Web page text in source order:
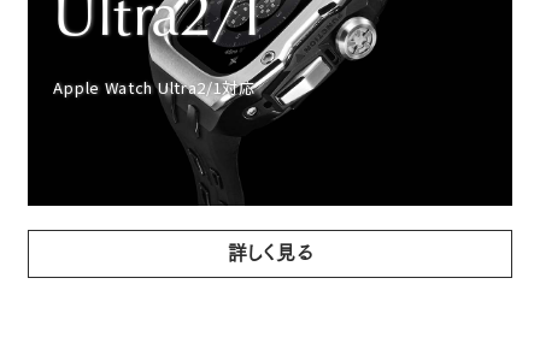
Ultra2/1
Apple Watch Ultra2/1対応
詳しく見る